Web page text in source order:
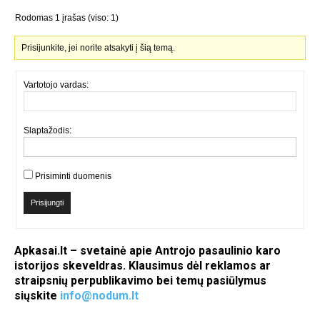
Rodomas 1 įrašas (viso: 1)
Prisijunkite, jei norite atsakyti į šią temą.
Vartotojo vardas:
Slaptažodis:
Prisiminti duomenis
Prisijungti
Apkasai.lt – svetainė apie Antrojo pasaulinio karo
istorijos skeveldras. Klausimus dėl reklamos ar
straipsnių perpublikavimo bei temų pasiūlymus
siųskite info@nodum.lt